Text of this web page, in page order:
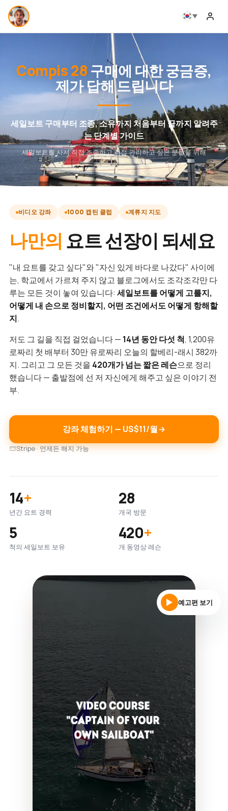
Compis 28 구매에 대한 궁금증,
제가 답해 드립니다
세일보트 구매부터 조종, 소유까지 처음부터 끝까지 알려주
는 단계별 가이드
세일보트를 사서 직접 조종하고 직접 관리하고 싶은 분들을 위해
비디오 강좌 1000 캡틴 클럽 계류지 지도
나만의 요트 선장이 되세요
"내 요트를 갖고 싶다"와 "자신 있게 바다로 나갔다" 사이에
는, 학교에서 가르쳐 주지 않고 블로그에서도 조각조각만 다
루는 모든 것이 놓여 있습니다: 세일보트를 어떻게 고를지,
어떻게 내 손으로 정비할지, 어떤 조건에서도 어떻게 항해할
지.
저도 그 길을 직접 걸었습니다 — 14년 동안 다섯 척, 1,200유
로짜리 첫 배부터 30만 유로짜리 오늘의 할베리-래시 382까
지. 그리고 그 모든 것을 420개가 넘는 짧은 레슨으로 정리
했습니다 — 출발점에 선 저 자신에게 해주고 싶은 이야기 전
부.
강좌 체험하기 — US$11/월
Stripe · 언제든 해지 가능
14+
년간 요트 경력
28
개국 방문
5
척의 세일보트 보유
420+
개 동영상 레슨
예고편 보기